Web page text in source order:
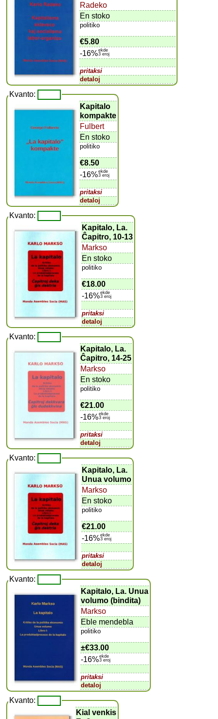
Radeko
En stoko
politiko
€5.80
-16%ekde
3 eroj
pritaksi
detaloj
Kvanto:
Kapitalo
kompakte
Fulbert
En stoko
politiko
€8.50
-16%ekde
3 eroj
pritaksi
detaloj
Kvanto:
Kapitalo, La.
Ĉapitro, 10-13
Markso
En stoko
politiko
€18.00
-16%ekde
3 eroj
pritaksi
detaloj
Kvanto:
Kapitalo, La.
Ĉapitro, 14-25
Markso
En stoko
politiko
€21.00
-16%ekde
3 eroj
pritaksi
detaloj
Kvanto:
Kapitalo, La.
Unua volumo
Markso
En stoko
politiko
€21.00
-16%ekde
3 eroj
pritaksi
detaloj
Kvanto:
Kapitalo, La. Unua
volumo (bindita)
Markso
Eble mendebla
politiko
±€33.00
-16%ekde
3 eroj
pritaksi
detaloj
Kvanto:
Kial venkis